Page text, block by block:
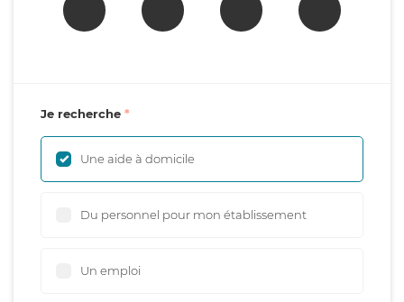
Je recherche
Une aide à domicile
Du personnel pour mon établissement
Un emploi